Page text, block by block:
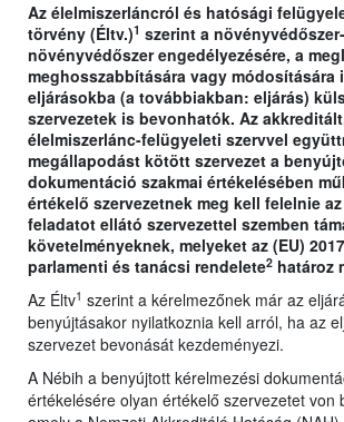
Az élelmiszerláncról és hatósági
törvény (Éltv.)1 szerint a
növényvédőszer engedélyezésére, a
meghosszabbítására vagy módosítására
eljárásokba (a továbbiakban: eljárás)
szervezetek is bevonhatók. Az
élelmiszerlánc-felügyeleti szervvel
megállapodást kötött szervezet a
dokumentáció szakmai értékelésében
értékelő szervezetnek meg kell felelnie
feladatot ellátó szervezettel szemben
követelményeknek, melyeket az (EU)
parlamenti és tanácsi rendelete2 határoz
Az Éltv1 szerint a kérelmezőnek már az
benyújtásakor nyilatkoznia kell arról, ha az
szervezet bevonását kezdeményezi.
A Nébih a benyújtott kérelmezési
értékelésére olyan értékelő szervezetet von